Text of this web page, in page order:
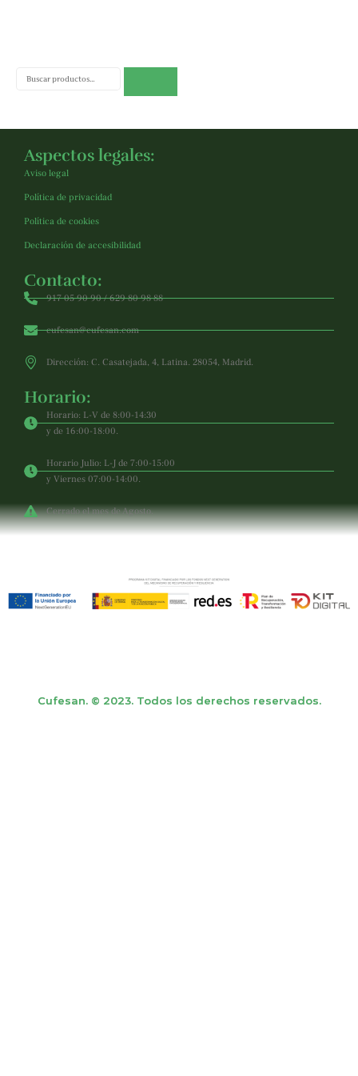
Aspectos legales:
Aviso legal
Política de privacidad
Política de cookies
Declaración de accesibilidad
Contacto:
917 05 90 90 / 629 80 98 88
cufesan@cufesan.com
Dirección: C. Casatejada, 4, Latina. 28054, Madrid.
Horario:
Horario: L-V de 8:00-14:30
y de 16:00-18:00.
Horario Julio: L-J de 7:00-15:00
y Viernes 07:00-14:00.
Cerrado el mes de Agosto.
Cufesan. © 2023. Todos los derechos reservados.